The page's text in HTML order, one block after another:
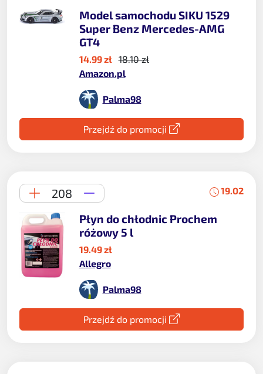
Model samochodu SIKU 1529
Super Benz Mercedes-AMG
GT4
14.99 zł 18.10 zł
Amazon.pl
Palma98
Przejdź do promocji
208 19.02
Płyn do chłodnic Prochem
różowy 5 l
19.49 zł
Allegro
Palma98
Przejdź do promocji